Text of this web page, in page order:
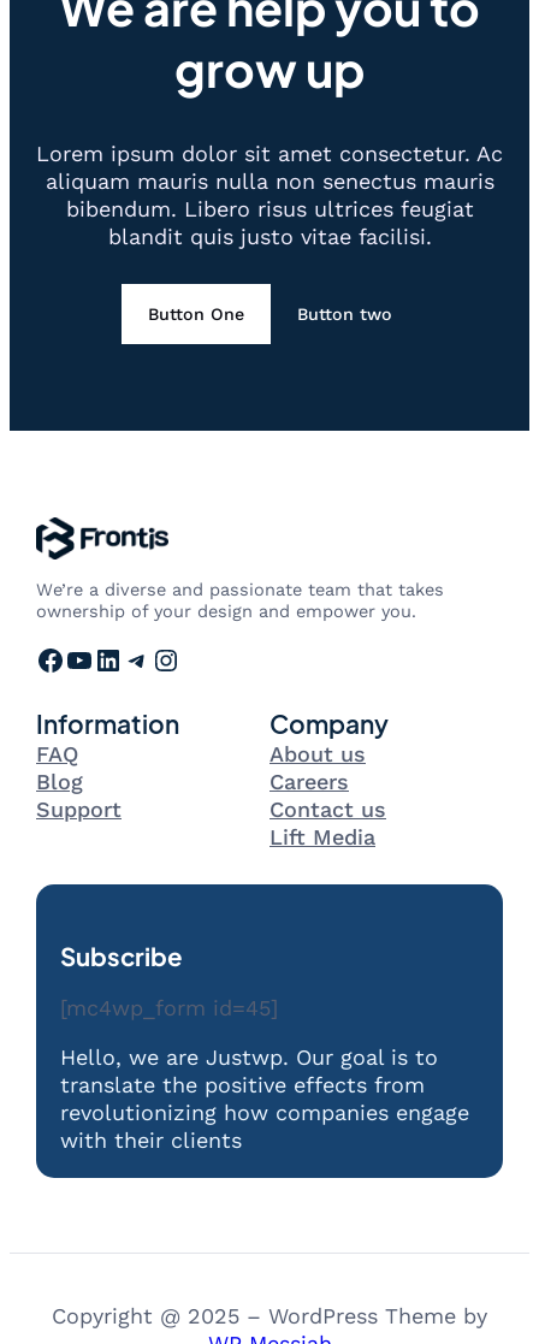
grow up
Lorem ipsum dolor sit amet consectetur. Ac
aliquam mauris nulla non senectus mauris
bibendum. Libero risus ultrices feugiat
blandit quis justo vitae facilisi.
Button One Button two
We’re a diverse and passionate team that takes
ownership of your design and empower you.
Facebook YouTube LinkedIn Telegram Instagram
Information
FAQ
Blog
Support
Company
About us
Careers
Contact us
Lift Media
Subscribe
[mc4wp_form id=45]
Hello, we are Justwp. Our goal is to
translate the positive effects from
revolutionizing how companies engage
with their clients
Copyright @ 2025 – WordPress Theme by